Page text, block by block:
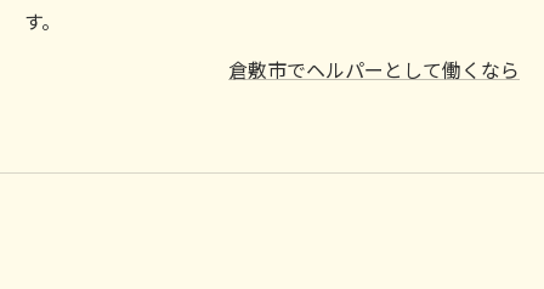
す。
倉敷市でヘルパーとして働くなら